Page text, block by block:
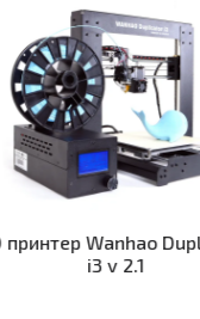
Duplicator
3D